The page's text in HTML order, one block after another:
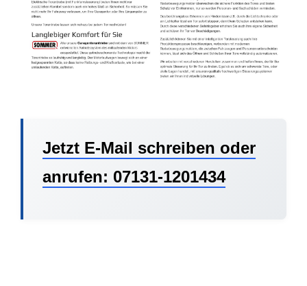
Jetzt E-Mail schreiben oder
anrufen: 07131-1201434